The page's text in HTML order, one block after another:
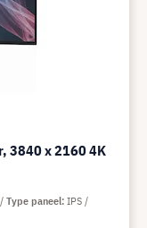
3840 x 2160 4K
Type paneel IPS